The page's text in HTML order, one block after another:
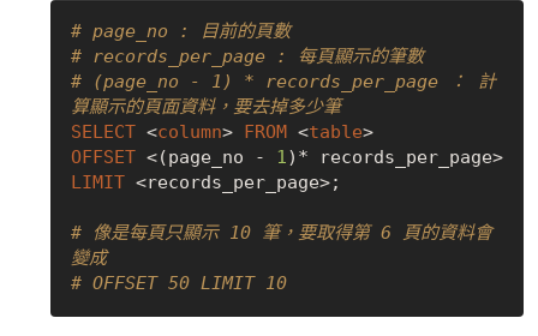
# page_no : 目前的頁數
# records_per_page : 每頁顯示的筆數
# (page_no - 1) * records_per_page ： 計
算顯示的頁面資料，要去掉多少筆
SELECT <column> FROM <table
OFFSET <(page_no - 1
)* records_per_page>
LIMIT <records_per_page>;
# 像是每頁只顯示 10 筆，要取得第 6 頁的資料會
變成
# OFFSET 50 LIMIT 10